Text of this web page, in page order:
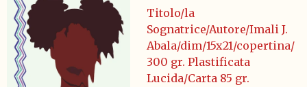
Titolo/la
Sognatrice/Autore/Imali J.
Abala/dim/15x21/copertina/
300 gr. Plastificata
Lucida/Carta 85 gr.